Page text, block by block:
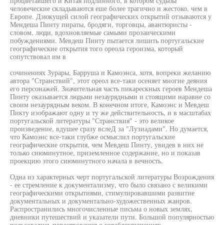
человеческие складываются еше более трагично и жестоко, чем в
Европе. Дзюкущей силой географических открытий отзываются у
Мендеша Пинту пираты, бродяги, торговцы, авантюристы -
словом, люди, вдохновляемые самыми прозаическими
побуждениями. Мевдеш Пинту пытается лишить португальские
географические открытия того ореола героизма, который
сопутствовал им в
сочинениях Зурары, Барруша и Камоэнса, хотя, вопреки желанию
автора "Странствий", этот ореол все-таки осеняет многие деяния
его персонажей. Значительная часть пикарескных героев Мендеша
Пинту оказывается людьми незаурядными и стоящими наравне со
своим незаурядным веком. В конечном итоге, Камоэнс и Мевдеш
Пикту изображают одну и ту же действительность, и в масштабах
португальской литературы "Странствия" - это великое
произведение, вдушее сразу вслеД за "Лузиадами". Но думается,
что Камоэнс все-таки глубже осмыслил португальские
географические открытия, чем Мевдеш Пинту, увидев в них не
только сиюминутное, приземленное содержание, но и показав
проекцию этого сиюминутного начала в вечность.
Одна из характерных черт португальской литературы Возрождения
- ее стремление к документализму, что было связано с великими
географическими открытиями, стимулировавшими развитие
документальных и документально-художественных жанров.
Распространились многочисленные письма о новых землях,
дневники путешествий и указатели пути. Большой популярностью